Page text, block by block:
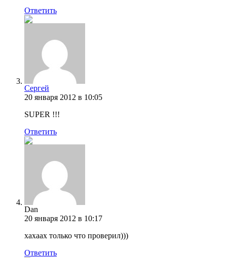
Ответить
Сергей
20 января 2012 в 10:05
SUPER !!!
Ответить
Dan
20 января 2012 в 10:17
хахаах только что проверил)))
Ответить